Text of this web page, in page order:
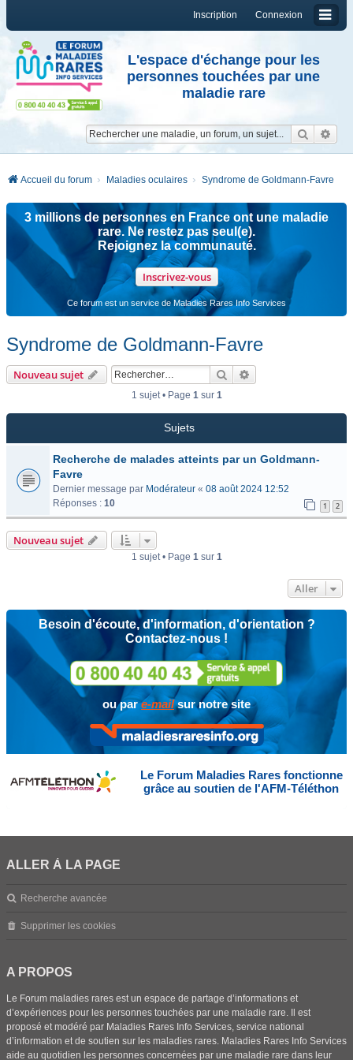
Connexion
Inscription
L'espace d'échange pour les
personnes touchées par une
maladie rare
Accueil du forum Maladies oculaires Syndrome de Goldmann-Favre
3 millions de personnes en France ont une maladie
rare. Ne restez pas seul(e).
Rejoignez la communauté.
Inscrivez-vous
Ce forum est un service de Maladies Rares Info Services
Syndrome de Goldmann-Favre
Nouveau sujet Rechercher
1 sujet • Page 1sur 1
Sujets
Recherche de malades atteints par un Goldmann-
Favre
Dernier message par Modérateur « 08 août 2024 12:52
Réponses : 10 1 2
Nouveau sujet
1 sujet • Page 1sur 1
Aller
Besoin d'écoute, d'information, d'orientation ?
Contactez-nous !
ou pare-mailsur notre site
Le Forum Maladies Rares fonctionne
grâce au soutien de l'AFM-Téléthon
ALLER À LA PAGE
Recherche avancée
Supprimer les cookies
A PROPOS
Le Forum maladies rares est un espace de partage d’informations et
d’expériences pour les personnes touchées par une maladie rare. Il est
proposé et modéré par Maladies Rares Info Services, service national
d’information et de soutien sur les maladies rares. Maladies Rares Info Services
aide au quotidien les personnes concernées par une maladie rare dans leur